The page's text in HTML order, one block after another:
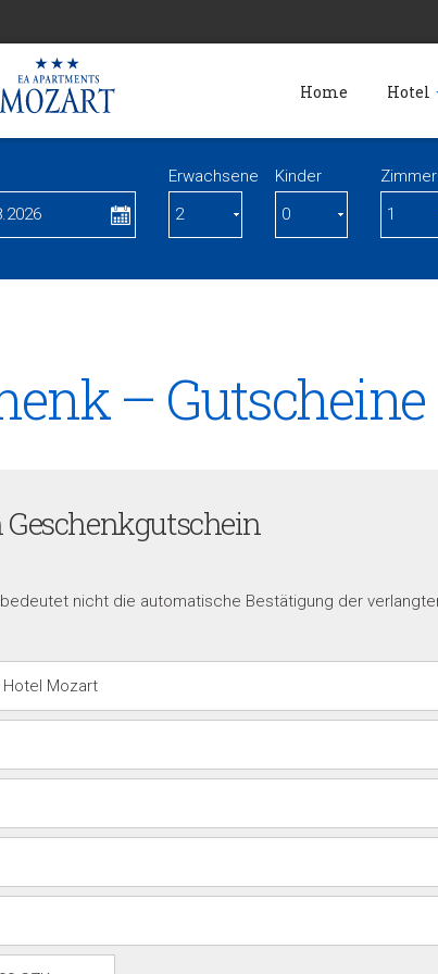
Home Hotel
Erwachsene Kinder Zimmer
– Gutscheine
Geschenkgutschein
nicht die automatische Bestätigung der